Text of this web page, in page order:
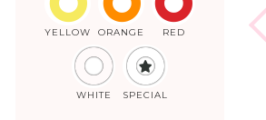
YELLOW ORANGE RED
WHITE SPECIAL